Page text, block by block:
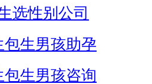
选性别公司
包生男孩助孕
包生男孩咨询